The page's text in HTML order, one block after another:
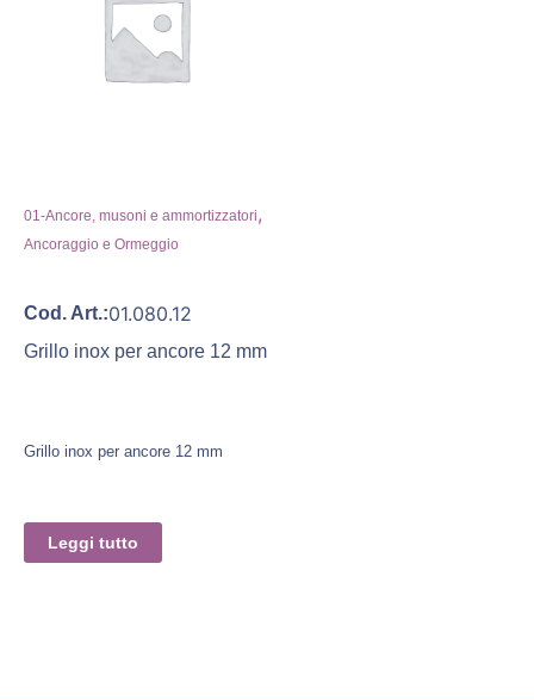
01-Ancore, musoni e ammortizzatori,
Ancoraggio e Ormeggio
Cod. Art.:01.080.12
Grillo inox per ancore 12 mm
Grillo inox per ancore 12 mm
Leggi tutto